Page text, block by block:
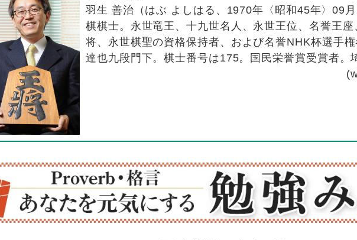
羽生 善治（はぶ よしはる、1970年〈昭和45年〉09
棋棋士。永世竜王、十九世名人、永世王位、名誉王
将、永世棋聖の資格保持者、および名誉NHK杯選手
達也九段門下。棋士番号は175。国民栄誉賞受賞者。